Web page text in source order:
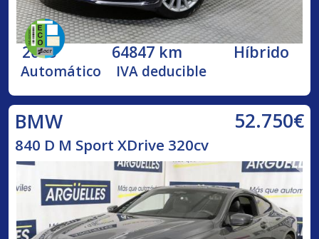
2018 64847 km Híbrido
Automático IVA deducible
BMW 52.750€
840 D M Sport XDrive 320cv